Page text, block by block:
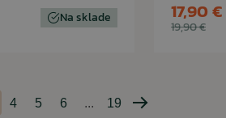
Na sklade
19,90 €
17,90 €
4 5 6 ... 19
Nasledujúca